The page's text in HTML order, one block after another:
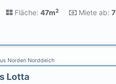
Fläche: 47m2 Miete ab:
Norden Norddeich
Lotta